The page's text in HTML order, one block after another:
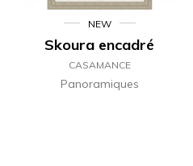
NEW
Skoura encadré
CASAMANCE
Panoramiques